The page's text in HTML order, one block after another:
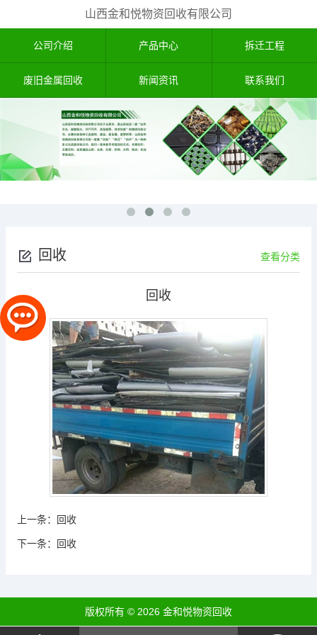
山西金和悦物资回收有限公司
公司介绍 产品中心 拆迁工程
废旧金属回收 新闻资讯 联系我们
回收 查看分类
回收
上一条： 回收
下一条： 回收
版权所有 © 2026 金和悦物资回收